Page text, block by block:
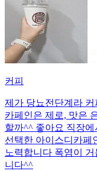
커피
제가 당뇨전단계라
카페인은 제로, 맛은
할까^^ 좋아요 직장
선택한 아이스디카페
노력합니다 폭염이
니다^^